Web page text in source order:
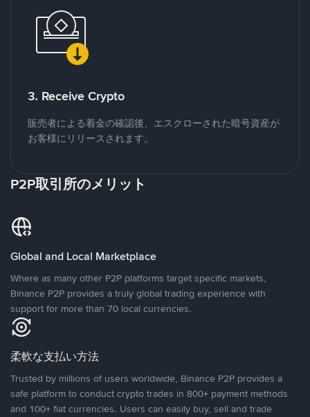
3. Receive Crypto
販売者による着金の確認後、エスクローされた暗号資産が
お客様にリリースされます。
P2P取引所のメリット
Global and Local Marketplace
Where as many other P2P platforms target specific markets,
Binance P2P provides a truly global trading experience with
support for more than 70 local currencies.
柔軟な支払い方法
Trusted by millions of users worldwide, Binance P2P provides a
safe platform to conduct crypto trades in 800+ payment methods
and 100+ fiat currencies. Users can easily buy, sell and trade